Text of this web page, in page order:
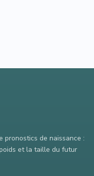
pronostics de naissance :
et la taille du futur